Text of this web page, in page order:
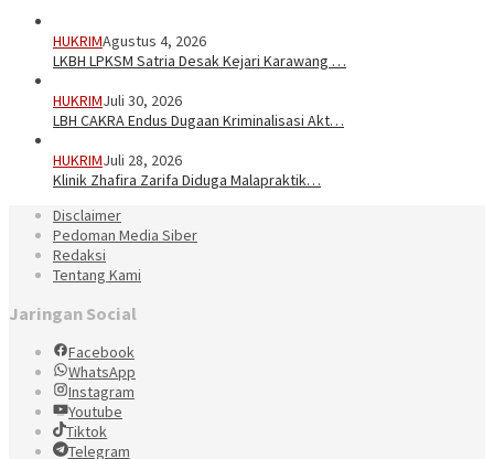
HUKRIMAgustus 4, 2026
LKBH LPKSM Satria Desak Kejari Karawang …
HUKRIMJuli 30, 2026
LBH CAKRA Endus Dugaan Kriminalisasi Akt…
HUKRIMJuli 28, 2026
Klinik Zhafira Zarifa Diduga Malapraktik…
Disclaimer
Pedoman Media Siber
Redaksi
Tentang Kami
Jaringan Social
Facebook
WhatsApp
Instagram
Youtube
Tiktok
Telegram